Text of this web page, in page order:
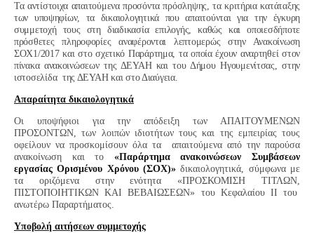
Τα αντίστοιχα απαιτούμενα προσόντα πρόσληψης, τα κριτήρια κατάταξης
των υποψηφίων, τα δικαιολογητικά που απαιτούνται για την έγκυρη
συμμετοχή τους στη διαδικασία επιλογής, καθώς και οποιεσδήποτε
πρόσθετες πληροφορίες αναφέρονται λεπτομερώς στην Ανακοίνωση
ΣΟΧ1/2017 και στο σχετικό Παράρτημα, τα οποία έχουν αναρτηθεί στον
πίνακα ανακοινώσεων της ΔΕΥΑΗ και του Δήμου Ηγουμενίτσας, στην
ιστοσελίδα της ΔΕΥΑΗ και στο Διαύγεια.
Απαραίτητα δικαιολογητικά
Οι υποψήφιοι για την απόδειξη των ΑΠΑΙΤΟΥΜΕΝΩΝ
ΠΡΟΣΟΝΤΩΝ, των λοιπών ιδιοτήτων τους και της εμπειρίας τους
οφείλουν να προσκομίσουν όλα τα απαιτούμενα από την παρούσα
ανακοίνωση και το «Παράρτημα ανακοινώσεων Συμβάσεων
εργασίας Ορισμένου Χρόνου (ΣΟΧ)» δικαιολογητικά, σύμφωνα με
τα οριζόμενα στην ενότητα «ΠΡΟΣΚΟΜΙΣΗ ΤΙΤΛΩΝ,
ΠΙΣΤΟΠΟΙΗΤΙΚΩΝ ΚΑΙ ΒΕΒΑΙΩΣΕΩΝ» του Κεφαλαίου ΙΙ του
ανωτέρω Παραρτήματος.
Υποβολή αιτήσεων συμμετοχής